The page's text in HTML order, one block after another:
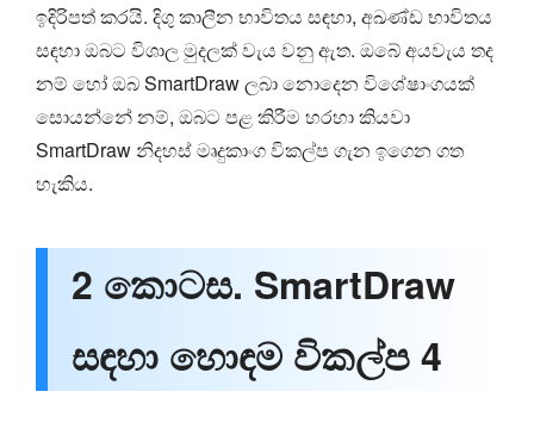
ඉදිරිපත් කරයි. දිගු කාලීන භාවිතය සඳහා, අඛණ්ඩ භාවිතය
සඳහා ඔබට විශාල මුදලක් වැය වනු ඇත. ඔබේ අයවැය තද
නම් හෝ ඔබ SmartDraw ලබා නොදෙන විශේෂාංගයක්
සොයන්නේ නම්, ඔබට පළ කිරීම හරහා කියවා
SmartDraw නිදහස් මෘදුකාංග විකල්ප ගැන ඉගෙන ගත
හැකිය.
2 කොටස. SmartDraw
සඳහා හොඳම විකල්ප 4